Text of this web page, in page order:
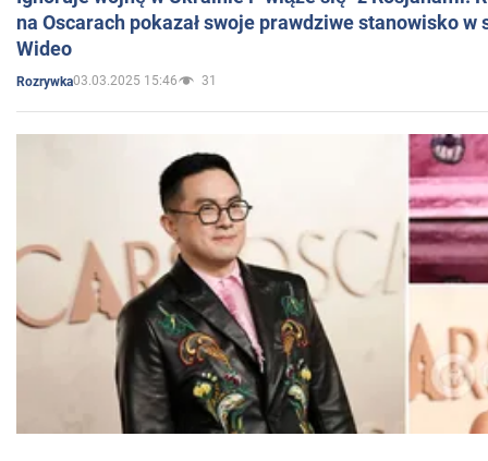
na Oscarach pokazał swoje prawdziwe stanowisko w
Wideo
Rozrywka03.03.2025 15:46 31